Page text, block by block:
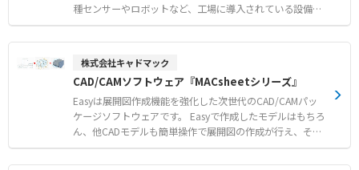
種センサーやロボットなど、工場に導入されている設備機
器にマルチベンダーで対応し、 ログやアラーム、 制御信
号などの稼動実績情報を自動取得してデータベース化。 設
加工／停止時間やアラーム発生時の主軸負荷などを分析し
て問題の早期発見・復旧、 ひとつの製品が出来上がるまで
の加工条件や稼動負荷データを分析することで、 効率的な
予防保全へと結びつけ、設備稼動のQCD向上を強力にサポ
ートします。 ●設備稼動状況のリアルタイムな監視で、問
題発生時の早期対応が可能に リアルタイムなリモート監
視を実現できます。 遠隔地からでも各設備の稼動状況を
株式会社キャドマック
CAD/CAMソフトウェア『MACsheetシリーズ』
Easyは展開図作成機能を強化した次世代のCAD/CAMパッ
ケージソフトウェアです。 Easyで作成したモデルはもちろ
ん、他CADモデルも簡単操作で展開図の作成が行え、その
ままCAMへデータを渡し加工条件を考慮した自動割付が行
えます。 3面図の立体化と展開図作成をスピードアップ、